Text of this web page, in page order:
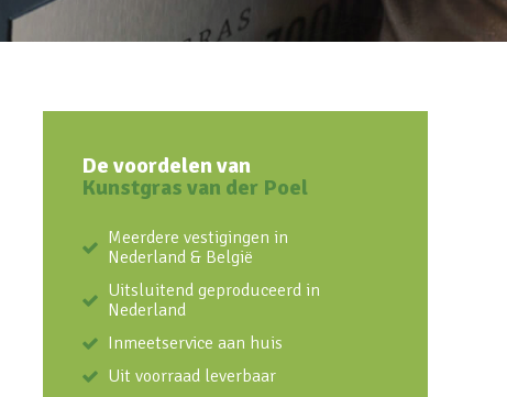
De voordelen van
Kunstgras van der Poel
Meerdere vestigingen in
Nederland & België
Uitsluitend geproduceerd in
Nederland
Inmeetservice aan huis
Uit voorraad leverbaar